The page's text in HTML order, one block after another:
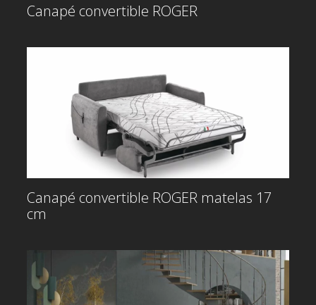
Canapé convertible ROGER
Canapé convertible ROGER matelas 17
cm